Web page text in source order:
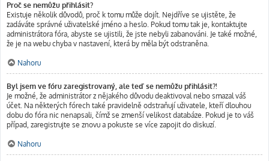
Proč se nemůžu přihlásit?
Existuje několik důvodů, proč k tomu může dojít. Nejdříve se ujistěte, že
zadáváte správné uživatelské jméno a heslo. Pokud tomu tak je, kontaktujte
administrátora fóra, abyste se ujistili, že jste nebyli zabanováni. Je také možné,
že je na webu chyba v nastavení, která by měla být odstraněna.
Nahoru
Byl jsem ve fóru zaregistrovaný, ale teď se nemůžu přihlásit?!
Je možné, že administrátor z nějakého důvodu deaktivoval nebo smazal váš
účet. Na některých fórech také pravidelně odstraňují uživatele, kteří dlouhou
dobu do fóra nic nenapsali, čímž se zmenší velikost databáze. Pokud je to váš
případ, zaregistrujte se znovu a pokuste se více zapojit do diskuzí.
Nahoru